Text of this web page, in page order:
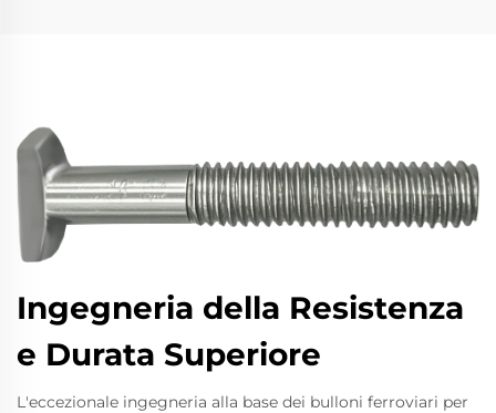
Ingegneria della Resistenza
e Durata Superiore
L'eccezionale ingegneria alla base dei bulloni ferroviari per